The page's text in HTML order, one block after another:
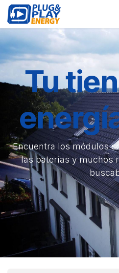
Pular para o conteúdo
Tu
Encuentra los módulos
las baterías y muchos